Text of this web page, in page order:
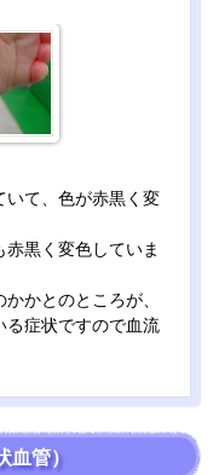
いて、色が赤黒く変
黒く変色していま
かとのところが、
る症状ですので血流
管）